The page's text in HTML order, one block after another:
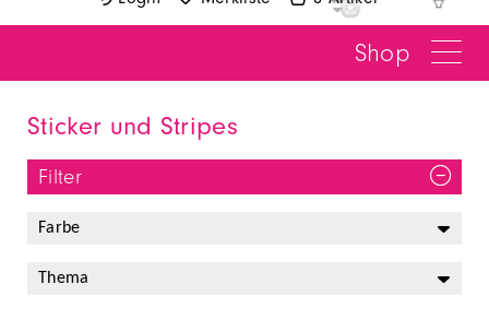
Shop
Sticker und Stripes
Filter
👙 🍦